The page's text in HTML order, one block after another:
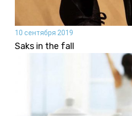
10 сентября 2019
Saks in the fall